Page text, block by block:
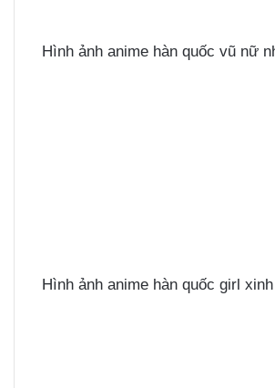
Hình ảnh anime hàn quốc vũ nữ
Hình ảnh anime hàn quốc girl